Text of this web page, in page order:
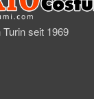
seit 1969